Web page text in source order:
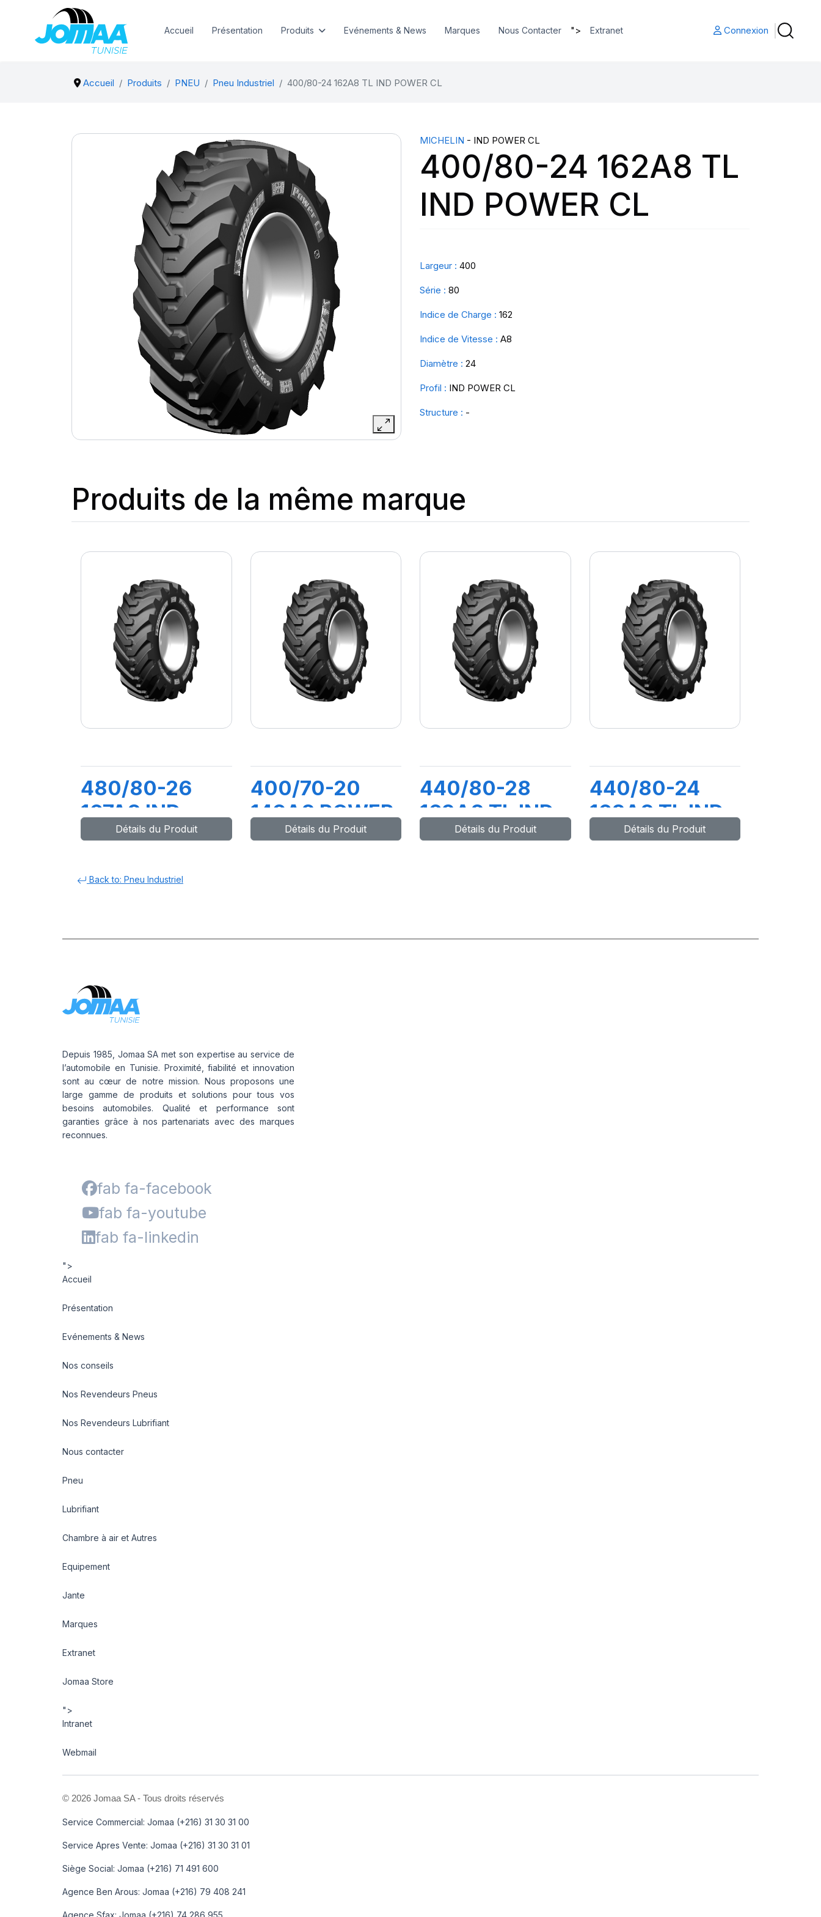
Accueil Présentation Produits Evénements & News Marques Nous Contacter "> Extranet Connexion
Accueil Produits PNEU Pneu Industriel 400/80-24 162A8 TL IND POWER CL
MICHELIN - IND POWER CL
400/80-24 162A8 TL
IND POWER CL
Largeur : 400
Série : 80
Indice de Charge : 162
Indice de Vitesse : A8
Diamètre : 24
Profil : IND POWER CL
Structure : -
Produits de la même marque
480/80-26
167A8 IND
POWER CL
Détails du Produit
400/70-20
149A8 POWER
CL
Détails du Produit
440/80-28
163A8 TL IND
POWER CL
Détails du Produit
440/80-24
168A8 TL IND
POWER CL
Détails du Produit
Back to: Pneu Industriel
Depuis 1985, Jomaa SA met son expertise au service de
l’automobile en Tunisie. Proximité, fiabilité et innovation
sont au cœur de notre mission. Nous proposons une
large gamme de produits et solutions pour tous vos
besoins automobiles. Qualité et performance sont
garanties grâce à nos partenariats avec des marques
reconnues.
fab fa-facebook
fab fa-youtube
fab fa-linkedin
">
Accueil
Présentation
Evénements & News
Nos conseils
Nos Revendeurs Pneus
Nos Revendeurs Lubrifiant
Nous contacter
Pneu
Lubrifiant
Chambre à air et Autres
Equipement
Jante
Marques
Extranet
Jomaa Store
">
Intranet
Webmail
© 2026 Jomaa SA - Tous droits réservés
Service Commercial: Jomaa (+216) 31 30 31 00
Service Apres Vente: Jomaa (+216) 31 30 31 01
Siège Social: Jomaa (+216) 71 491 600
Agence Ben Arous: Jomaa (+216) 79 408 241
Agence Sfax: Jomaa (+216) 74 286 955